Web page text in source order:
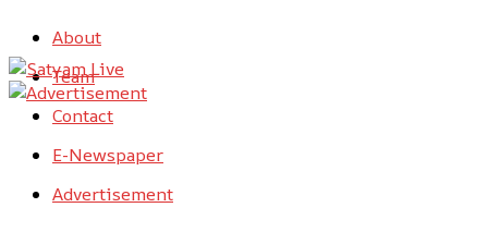
About
Team
Contact
E-Newspaper
Advertisement